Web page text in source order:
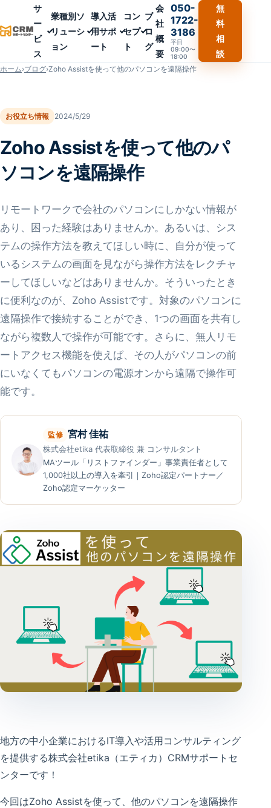
サ
ー
ビ
ス
業種別ソ
リューシ
ョン
導入活
用サポ
ート
コン
セプ
ト
ブ
ロ
グ
会
社
概
要
050-
1722-
3186
平日
09:00〜
18:00
無
料
相
談
ホーム›ブログ›Zoho Assistを使って他のパソコンを遠隔操作
お役立ち情報 2024/5/29
Zoho Assistを使って他のパ
ソコンを遠隔操作
リモートワークで会社のパソコンにしかない情報が
あり、困った経験はありませんか。あるいは、シス
テムの操作方法を教えてほしい時に、自分が使って
いるシステムの画面を見ながら操作方法をレクチャ
ーしてほしいなどはありませんか。そういったとき
に便利なのが、Zoho Assistです。対象のパソコンに
遠隔操作で接続することができ、1つの画面を共有し
ながら複数人で操作が可能です。さらに、無人リモ
ートアクセス機能を使えば、その人がパソコンの前
にいなくてもパソコンの電源オンから遠隔で操作可
能です。
監修 宮村 佳祐
株式会社etika 代表取締役 兼 コンサルタント
MAツール「リストファインダー」事業責任者として
1,000社以上の導入を牽引｜Zoho認定パートナー／
Zoho認定マーケッター
地方の中小企業におけるIT導入や活用コンサルティング
を提供する株式会社etika（エティカ）CRMサポートセ
ンターです！
今回はZoho Assistを使って、他のパソコンを遠隔操作